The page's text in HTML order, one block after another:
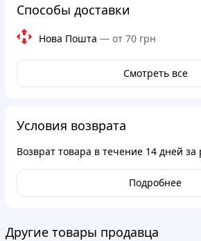
Способы доставки
Нова Пошта — от 70 грн
Смотреть все
Условия возврата
Возврат товара в течение 14 дней за
Подробнее
Другие товары продавца